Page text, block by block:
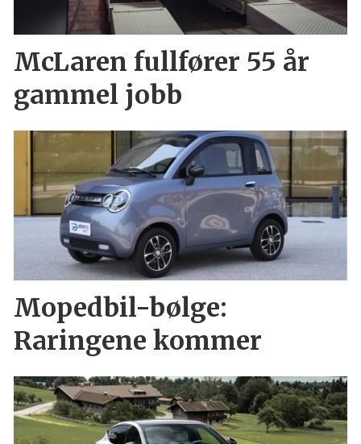
McLaren fullfører 55 år
gammel jobb
Mopedbil-bølge:
Raringene kommer